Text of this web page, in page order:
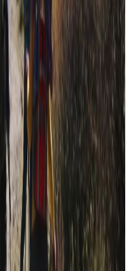
बालुवाटारमा भएको
चुनावको वातावरण
स्थान हद हटाउन सरकार
र लेखबारे तपाईंको कुनै
भने कृपया हामीलाई निम्न ईमेलमा
निष्पक्ष र तटस्थ पत्रकारिता गर्न